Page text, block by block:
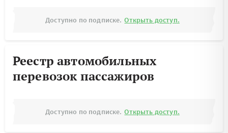
Доступно по подписке. Открыть доступ.
Реестр автомобильных
перевозок пассажиров
Доступно по подписке. Открыть доступ.